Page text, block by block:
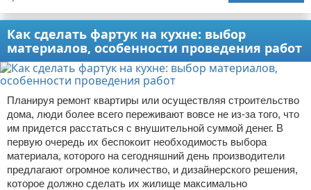
Как сделать фартук на кухне: выбор
материалов, особенности проведения работ
Планируя ремонт квартиры или осуществляя строительство
дома, люди более всего переживают вовсе не из-за того, что
им придется расстаться с внушительной суммой денег. В
первую очередь их беспокоит необходимость выбора
материала, которого на сегодняшний день производители
предлагают огромное количество, и дизайнерского решения,
которое должно сделать их жилище максимально